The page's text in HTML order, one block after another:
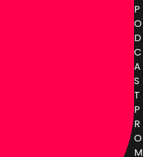
P
O
D
C
A
S
T
P
R
O
M